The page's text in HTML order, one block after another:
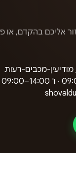
אליכם בהקדם, או
· ו' 09:00–14:00